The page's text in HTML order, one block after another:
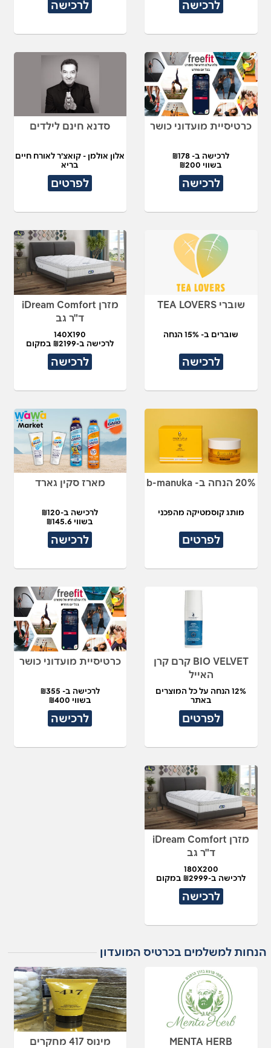
לרכישה לרכישה
כרטיסיית מועדוני כושר
לרכישה ב- ₪178
בשווי ₪200
לרכישה
סדנא חינם לילדים
אלון אולמן - קואצ'ר לאורח חיים
בריא
לפרטים
שוברי TEA LOVERS
שוברים ב- 15% הנחה
לרכישה
מזרן iDream Comfort
ד"ר גב
140X190
לרכישה ב-₪2199 במקום
₪4,490
לרכישה
20% הנחה ב- b-manuka
מותג קוסמטיקה מהפכני
לפרטים
מארז סקין גארד
לרכישה ב-₪120
בשווי ₪145.6
לרכישה
BIO VELVET קרם קרן
האייל
12% הנחה על כל המוצרים
באתר
לפרטים
כרטיסיית מועדוני כושר
לרכישה ב- ₪355
בשווי ₪400
לרכישה
מזרן iDream Comfort
ד"ר גב
180X200
לרכישה ב-₪2999 במקום
₪7,490
לרכישה
הנחות למשלמים בכרטיס המועדון
MENTA HERB מינוס 417 מחקרים